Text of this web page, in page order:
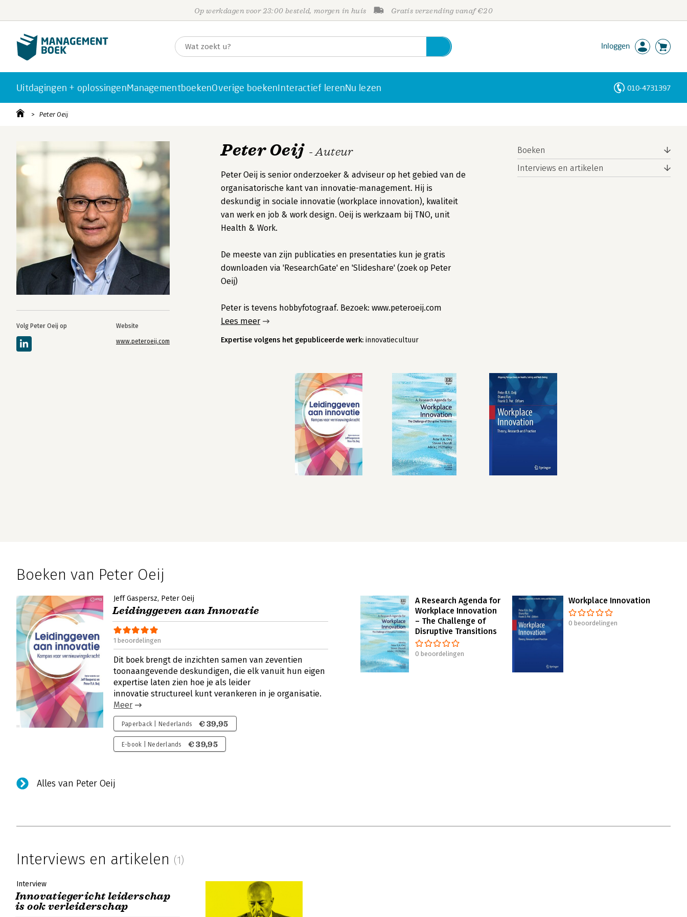
Op werkdagen voor 23:00 besteld, morgen in huis Gratis verzending vanaf €20
Inloggen
Uitdagingen + oplossingenManagementboekenOverige boekenInteractief lerenNu lezen 010-4731397
Peter Oeij
Volg Peter Oeij op Website
www.peteroeij.com
Peter Oeij - Auteur
Peter Oeij is senior onderzoeker & adviseur op het gebied van de
organisatorische kant van innovatie-management. Hij is
deskundig in sociale innovatie (workplace innovation), kwaliteit
van werk en job & work design. Oeij is werkzaam bij TNO, unit
Health & Work.
De meeste van zijn publicaties en presentaties kun je gratis
downloaden via 'ResearchGate' en 'Slideshare' (zoek op Peter
Oeij)
Peter is tevens hobbyfotograaf. Bezoek: www.peteroeij.com
Lees meer
Expertise volgens het gepubliceerde werk: innovatiecultuur
Boeken
Interviews en artikelen
Boeken van Peter Oeij
Jeff Gaspersz Peter Oeij
Leidinggeven aan Innovatie
1 beoordelingen
Dit boek brengt de inzichten samen van zeventien
toonaangevende deskundigen, die elk vanuit hun eigen
expertise laten zien hoe je als leider
innovatie structureel kunt verankeren in je organisatie.
Meer
Paperback | Nederlands € 39,95
E-book | Nederlands € 39,95
A Research Agenda for
Workplace Innovation
– The Challenge of
Disruptive Transitions
0 beoordelingen
Workplace Innovation
0 beoordelingen
Alles van Peter Oeij
Interviews en artikelen (1)
Interview
Innovatiegericht leiderschap
is ook verleiderschap
Personen